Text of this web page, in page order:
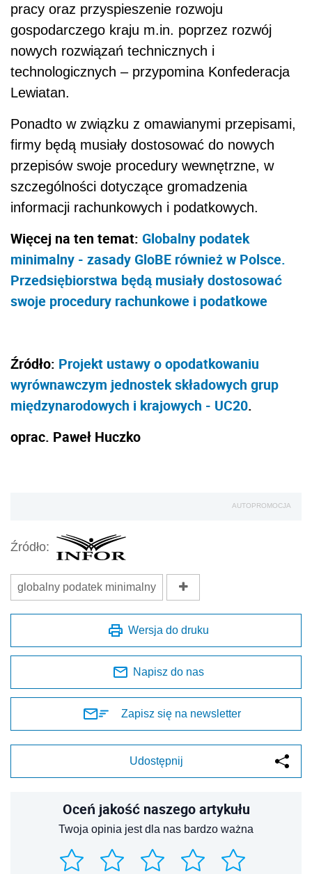
pracy oraz przyspieszenie rozwoju
gospodarczego kraju m.in. poprzez rozwój
nowych rozwiązań technicznych i
technologicznych – przypomina Konfederacja
Lewiatan.
Ponadto w związku z omawianymi przepisami,
firmy będą musiały dostosować do nowych
przepisów swoje procedury wewnętrzne, w
szczególności dotyczące gromadzenia
informacji rachunkowych i podatkowych.
Więcej na ten temat: Globalny podatek
minimalny - zasady GloBE również w Polsce.
Przedsiębiorstwa będą musiały dostosować
swoje procedury rachunkowe i podatkowe
Źródło: Projekt ustawy o opodatkowaniu
wyrównawczym jednostek składowych grup
międzynarodowych i krajowych - UC20.
oprac. Paweł Huczko
AUTOPROMOCJA
Źródło:
globalny podatek minimalny
Wersja do druku
Napisz do nas
Zapisz się na newsletter
Udostępnij
Oceń jakość naszego artykułu
Twoja opinia jest dla nas bardzo ważna